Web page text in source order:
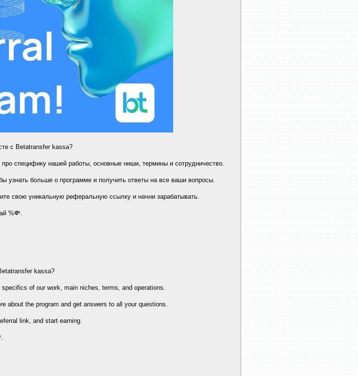
с Betatransfer kassa?
специфику нашей работы, основные ниши, термины и сотрудничество.
узнать больше о программе и получить ответы на все ваши вопросы.
свою уникальную реферальную ссылку и начни зарабатывать.
%💸.
kassa?
of our work, main niches, terms, and operations.
about the program and get answers to all your questions.
link, and start earning.